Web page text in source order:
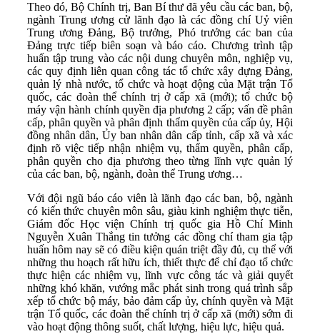
Theo đó, Bộ Chính trị, Ban Bí thư đã yêu cầu các ban, bộ,
ngành Trung ương cử lãnh đạo là các đồng chí Uỷ viên
Trung ương Đảng, Bộ trưởng, Phó trưởng các ban của
Đảng trực tiếp biên soạn và báo cáo. Chương trình tập
huấn tập trung vào các nội dung chuyên môn, nghiệp vụ,
các quy định liên quan công tác tổ chức xây dựng Đảng,
quản lý nhà nước, tổ chức và hoạt động của Mặt trận Tổ
quốc, các đoàn thể chính trị ở cấp xã (mới); tổ chức bộ
máy vận hành chính quyền địa phương 2 cấp; vấn đề phân
cấp, phân quyền và phân định thẩm quyền của cấp ủy, Hội
đồng nhân dân, Ủy ban nhân dân cấp tỉnh, cấp xã và xác
định rõ việc tiếp nhận nhiệm vụ, thẩm quyền, phân cấp,
phân quyền cho địa phương theo từng lĩnh vực quản lý
của các ban, bộ, ngành, đoàn thể Trung ương…
Với đội ngũ báo cáo viên là lãnh đạo các ban, bộ, ngành
có kiến thức chuyên môn sâu, giàu kinh nghiệm thực tiễn,
Giám đốc Học viện Chính trị quốc gia Hồ Chí Minh
Nguyễn Xuân Thắng tin tưởng các đồng chí tham gia tập
huấn hôm nay sẽ có điều kiện quán triệt đầy đủ, cụ thể với
những thu hoạch rất hữu ích, thiết thực để chỉ đạo tổ chức
thực hiện các nhiệm vụ, lĩnh vực công tác và giải quyết
những khó khăn, vướng mắc phát sinh trong quá trình sắp
xếp tổ chức bộ máy, bảo đảm cấp ủy, chính quyền và Mặt
trận Tổ quốc, các đoàn thể chính trị ở cấp xã (mới) sớm đi
vào hoạt động thông suốt, chất lượng, hiệu lực, hiệu quả.